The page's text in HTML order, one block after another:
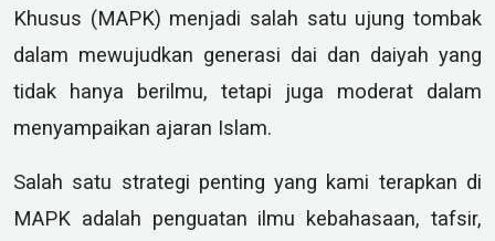
Khusus (MAPK) menjadi salah satu ujung tombak
dalam mewujudkan generasi dai dan daiyah yang
tidak hanya berilmu, tetapi juga moderat dalam
menyampaikan ajaran Islam.
Salah satu strategi penting yang kami terapkan di
MAPK adalah penguatan ilmu kebahasaan, tafsir,